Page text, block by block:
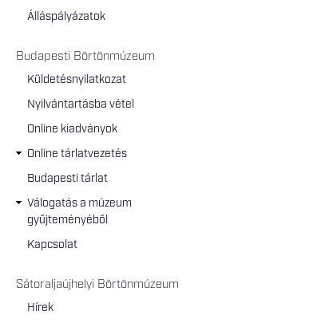
Álláspályázatok
Budapesti Börtönmúzeum
Küldetésnyilatkozat
Nyilvántartásba vétel
Online kiadványok
Online tárlatvezetés
Budapesti tárlat
Válogatás a múzeum
gyűjteményéből
Kapcsolat
Sátoraljaújhelyi Börtönmúzeum
Hírek